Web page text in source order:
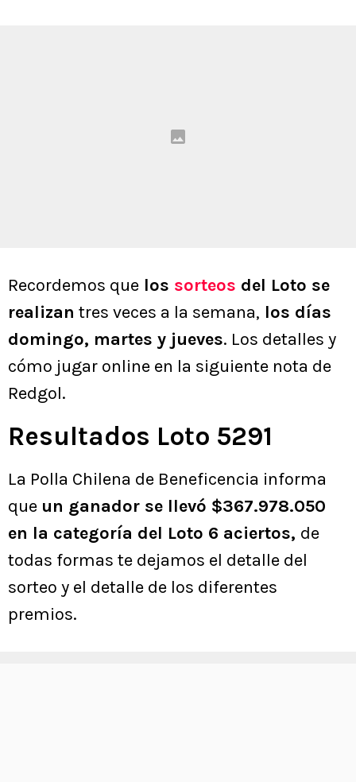
Recordemos que los sorteos del Loto se
realizan tres veces a la semana, los días
domingo, martes y jueves. Los detalles y
cómo jugar online en la siguiente nota de
Redgol.
Resultados Loto 5291
La Polla Chilena de Beneficencia informa
que un ganador se llevó $367.978.050
en la categoría del Loto 6 aciertos, de
todas formas te dejamos el detalle del
sorteo y el detalle de los diferentes
premios.